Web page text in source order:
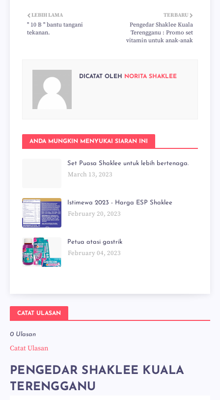
TERBARU
Pengedar Shaklee Kuala
Terengganu : Promo set
vitamin untuk anak-anak
LEBIH LAMA
" 10 B " bantu tangani
tekanan.
DICATAT OLEH NORITA SHAKLEE
ANDA MUNGKIN MENYUKAI SIARAN INI
Set Puasa Shaklee untuk lebih bertenaga.
March 13, 2023
Istimewa 2023 - Harga ESP Shaklee
February 20, 2023
Petua atasi gastrik
February 04, 2023
CATAT ULASAN
0 Ulasan
Catat Ulasan
PENGEDAR SHAKLEE KUALA
TERENGGANU